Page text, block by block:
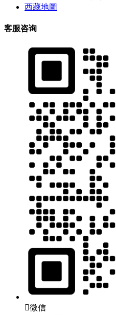
西藏地圖
客服咨询
微信